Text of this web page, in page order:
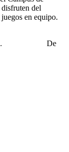
del
en equipo.
De
euros
euros
euros